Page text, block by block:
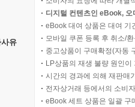
유
디지털 컨텐츠인 eBook,
eBook 대여 상품은 대여 기
모바일 쿠폰 등록 후 취소/
중고상품이 구매확정(자동
LP상품의 재생 불량 원인
시간의 경과에 의해 재판매
전자상거래 등에서의 소비
eBook 세트 상품은 일괄 구